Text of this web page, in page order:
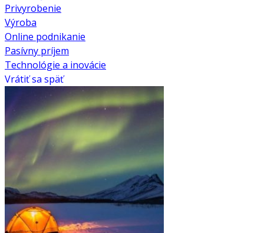
Privyrobenie
Výroba
Online podnikanie
Pasívny príjem
Technológie a inovácie
Vrátiť sa späť